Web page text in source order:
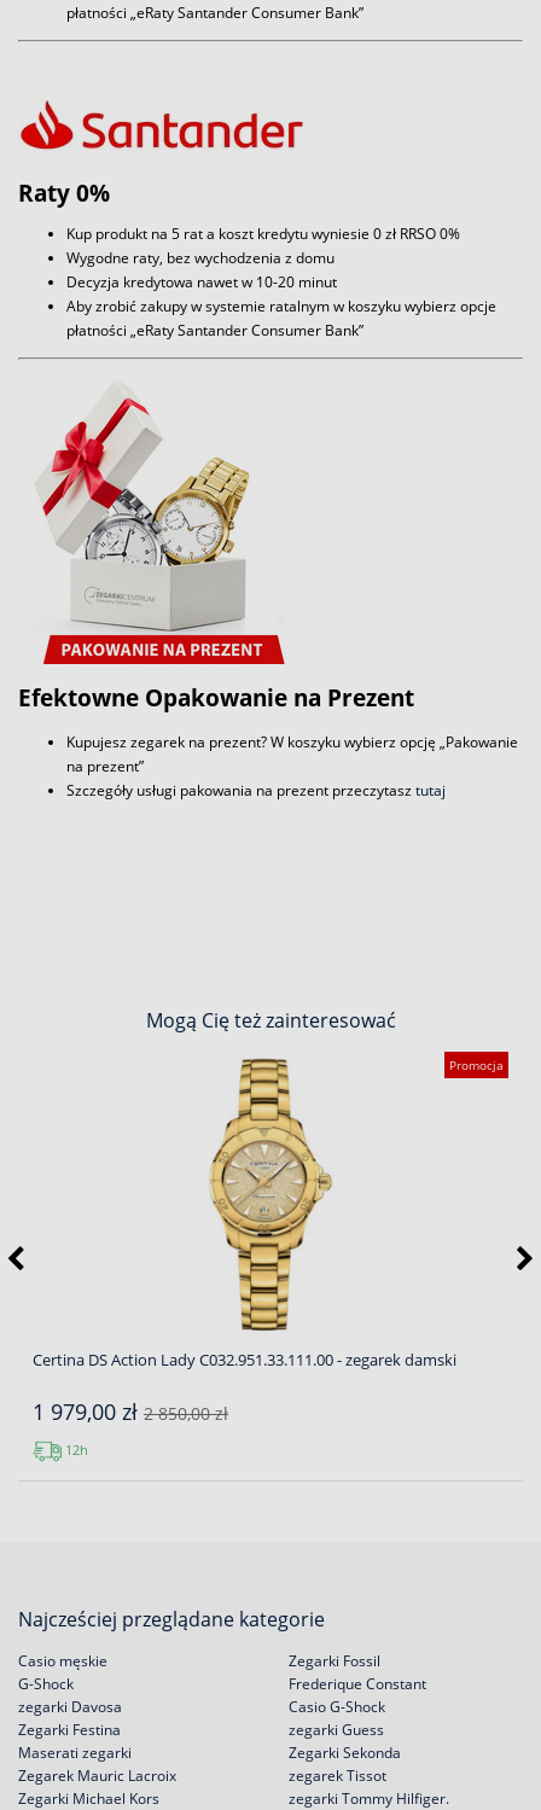
płatności „eRaty Santander Consumer Bank”
Raty 0%
Kup produkt na 5 rat a koszt kredytu wyniesie 0 zł RRSO 0%
Wygodne raty, bez wychodzenia z domu
Decyzja kredytowa nawet w 10-20 minut
Aby zrobić zakupy w systemie ratalnym w koszyku wybierz opcje
płatności „eRaty Santander Consumer Bank”
Efektowne Opakowanie na Prezent
Kupujesz zegarek na prezent? W koszyku wybierz opcję „Pakowanie
na prezent”
Szczegóły usługi pakowania na prezent przeczytasztutaj
Mogą Cię też zainteresować
Promocja
Certina DS Action Lady C032.951.33.111.00 - zegarek damski
1 979,00 zł 2 850,00 zł
12h
Najcześciej przeglądane kategorie
Casio męskie
G-Shock
zegarki Davosa
Zegarki Festina
Zegarki Fossil
Frederique Constant
Casio G-Shock
zegarki Guess
Maserati zegarki
Zegarek Mauric Lacroix
Zegarki Michael Kors
Zegarki Sekonda
zegarek Tissot
zegarki Tommy Hilfiger.